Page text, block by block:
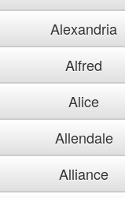
Alexandria
Alfred
Alice
Allendale
Alliance